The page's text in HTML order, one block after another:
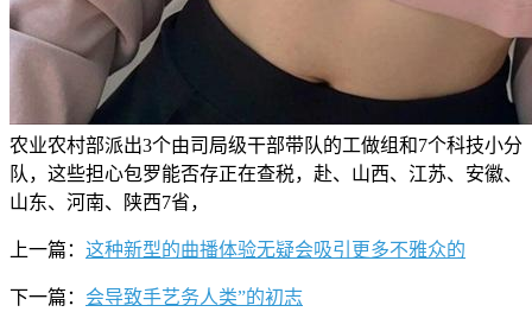
农业农村部派出3个由司局级干部带队的工做组和7个科技小分
队，这些担心包罗能否存正在查税，赴、山西、江苏、安徽、
山东、河南、陕西7省，
上一篇： 这种新型的曲播体验无疑会吸引更多不雅众的
下一篇： 会导致手艺务人类”的初志